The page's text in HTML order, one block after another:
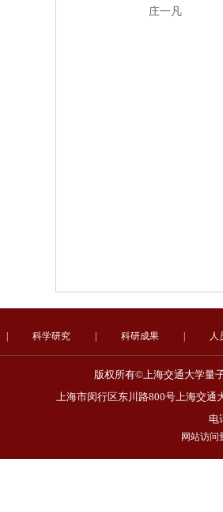
庄一凡
科学研究 科研成果 人
版权所有©上海交通大学量
上海市闵行区东川路800号上海交通
电
网站访问